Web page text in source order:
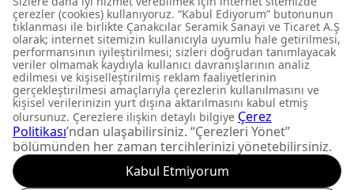
Satış Noktaları
Montaj Bilgileri
Müşteri İletişim Merkezi